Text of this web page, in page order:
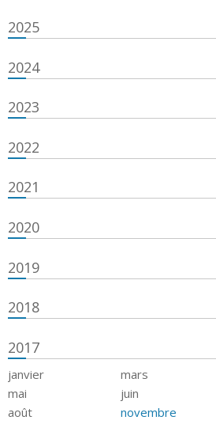
2025
2024
2023
2022
2021
2020
2019
2018
2017
janvier mars
mai
juin
août
novembre